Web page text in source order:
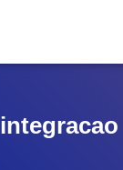
integracao